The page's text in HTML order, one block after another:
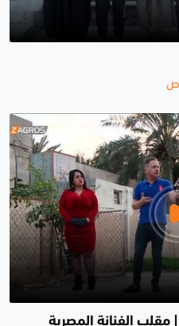
برنامج طلقة توني الحلقة 23 | مقلب الفنانة المصرية